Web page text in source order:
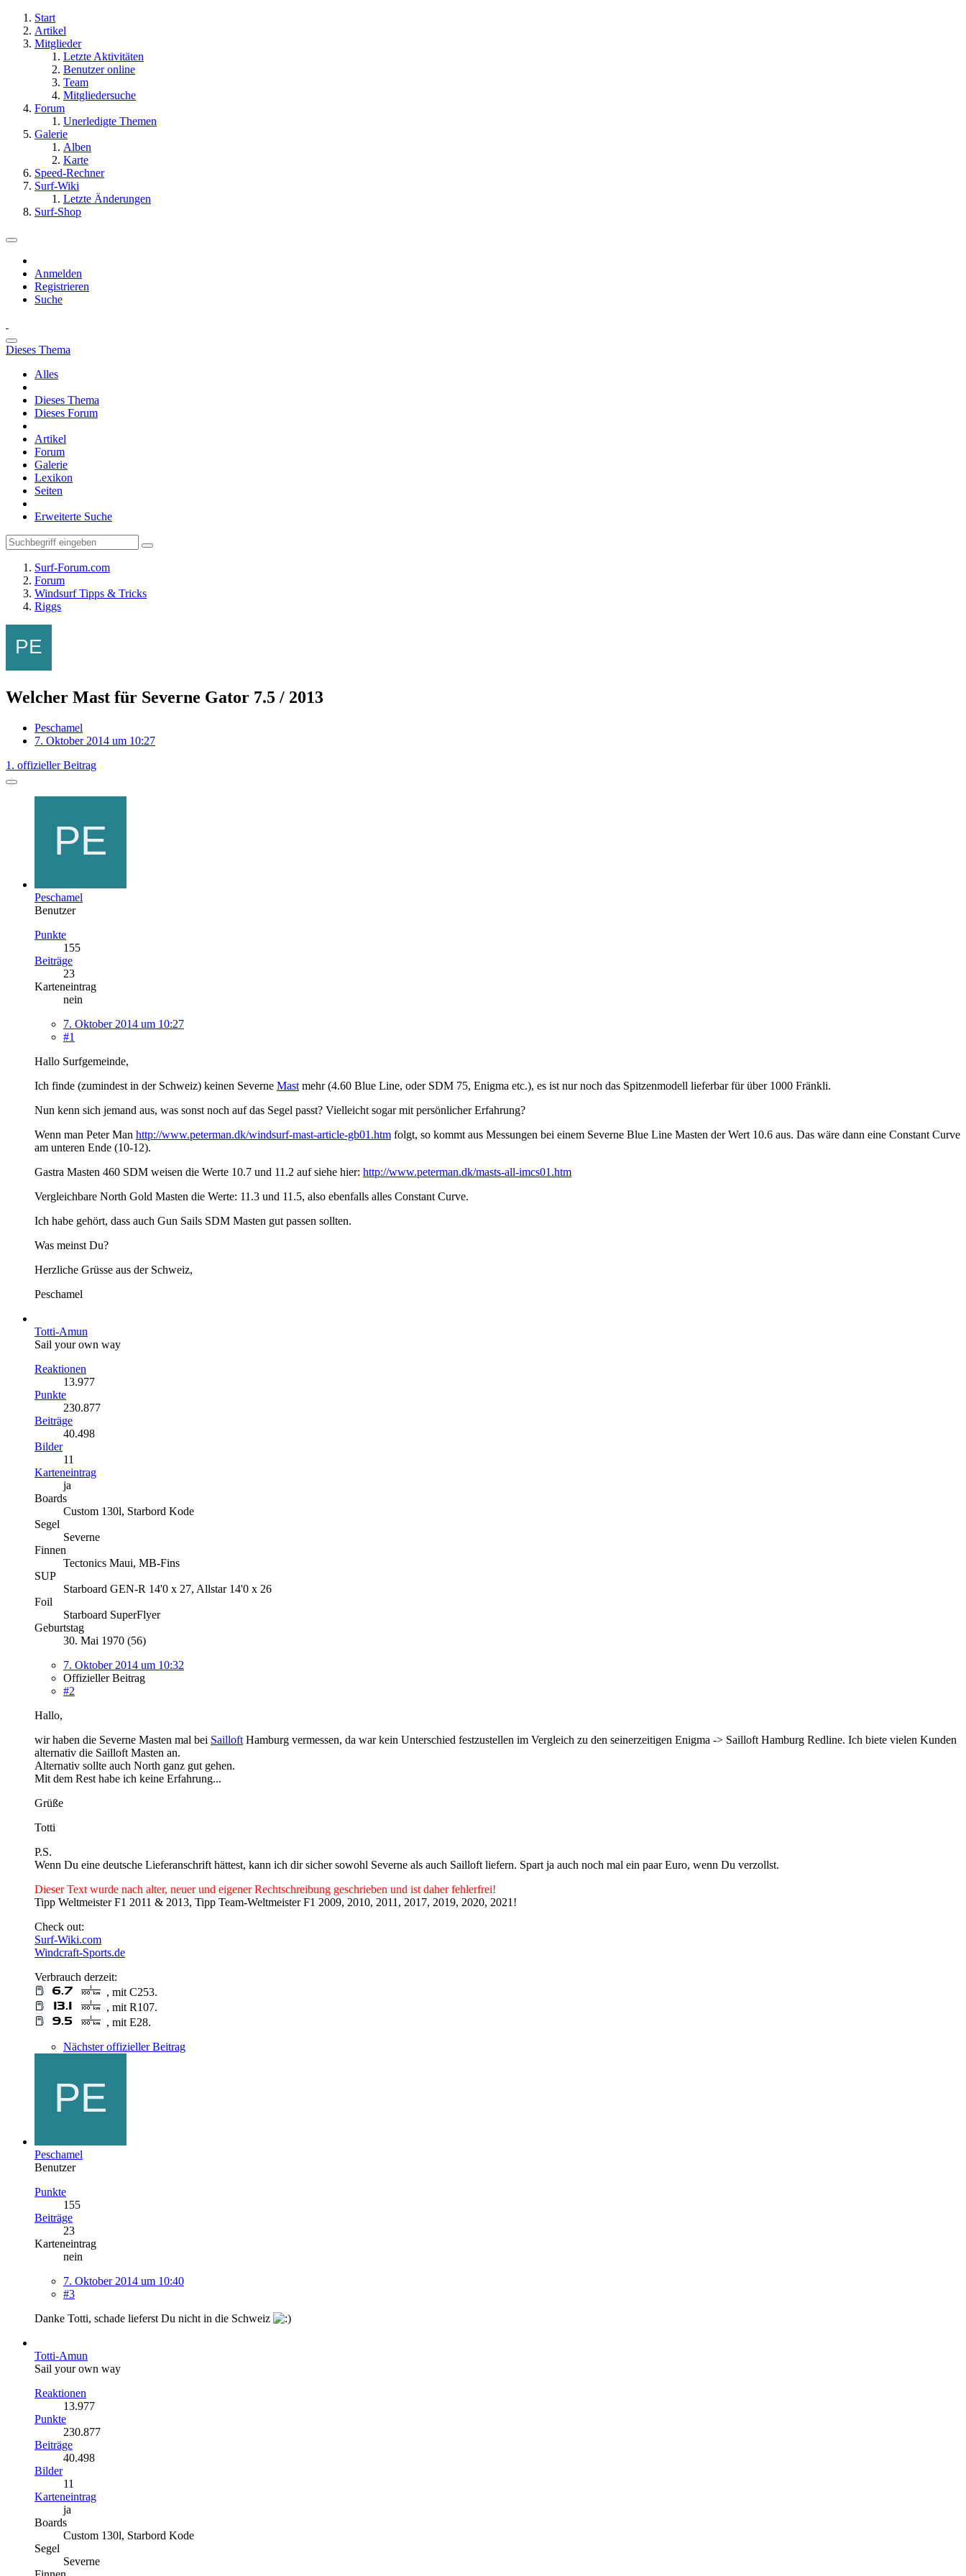
Start
Artikel
Mitglieder
Letzte Aktivitäten
Benutzer online
Team
Mitgliedersuche
Forum
Unerledigte Themen
Galerie
Alben
Karte
Speed-Rechner
Surf-Wiki
Letzte Änderungen
Surf-Shop
Anmelden
Registrieren
Suche
Dieses Thema
Alles
Dieses Thema
Dieses Forum
Artikel
Forum
Galerie
Lexikon
Seiten
Erweiterte Suche
Surf-Forum.com
Forum
Windsurf Tipps & Tricks
Riggs
Welcher Mast für Severne Gator 7.5 / 2013
Peschamel
7. Oktober 2014 um 10:27
1. offizieller Beitrag
Peschamel
Benutzer
Punkte
155
Beiträge
23
Karteneintrag
nein
7. Oktober 2014 um 10:27
#1
Hallo Surfgemeinde,
Ich finde (zumindest in der Schweiz) keinen Severne Mast mehr (4.60 Blue Line, oder SDM 75, Enigma etc.), es ist nur noch das Spitzenmodell lieferbar für über 1000 Fränkli.
Nun kenn sich jemand aus, was sonst noch auf das Segel passt? Vielleicht sogar mit persönlicher Erfahrung?
Wenn man Peter Man http://www.peterman.dk/windsurf-mast-article-gb01.htm folgt, so kommt aus Messungen bei einem Severne Blue Line Masten der Wert 10.6 aus. Das wäre dann eine Constant Curve
am unteren Ende (10-12).
Gastra Masten 460 SDM weisen die Werte 10.7 und 11.2 auf siehe hier: http://www.peterman.dk/masts-all-imcs01.htm
Vergleichbare North Gold Masten die Werte: 11.3 und 11.5, also ebenfalls alles Constant Curve.
Ich habe gehört, dass auch Gun Sails SDM Masten gut passen sollten.
Was meinst Du?
Herzliche Grüsse aus der Schweiz,
Peschamel
Totti-Amun
Sail your own way
Reaktionen
13.977
Punkte
230.877
Beiträge
40.498
Bilder
11
Karteneintrag
ja
Boards
Custom 130l, Starbord Kode
Segel
Severne
Finnen
Tectonics Maui, MB-Fins
SUP
Starboard GEN-R 14'0 x 27, Allstar 14'0 x 26
Foil
Starboard SuperFlyer
Geburtstag
30. Mai 1970 (56)
7. Oktober 2014 um 10:32
Offizieller Beitrag
#2
Hallo,
wir haben die Severne Masten mal bei Sailloft Hamburg vermessen, da war kein Unterschied festzustellen im Vergleich zu den seinerzeitigen Enigma -> Sailloft Hamburg Redline. Ich biete vielen Kunden
alternativ die Sailloft Masten an.
Alternativ sollte auch North ganz gut gehen.
Mit dem Rest habe ich keine Erfahrung...
Grüße
Totti
P.S.
Wenn Du eine deutsche Lieferanschrift hättest, kann ich dir sicher sowohl Severne als auch Sailloft liefern. Spart ja auch noch mal ein paar Euro, wenn Du verzollst.
Dieser Text wurde nach alter, neuer und eigener Rechtschreibung geschrieben und ist daher fehlerfrei!
Tipp Weltmeister F1 2011 & 2013, Tipp Team-Weltmeister F1 2009, 2010, 2011, 2017, 2019, 2020, 2021!
Check out:
Surf-Wiki.com
Windcraft-Sports.de
Verbrauch derzeit:
, mit C253.
, mit R107.
, mit E28.
Nächster offizieller Beitrag
Peschamel
Benutzer
Punkte
155
Beiträge
23
Karteneintrag
nein
7. Oktober 2014 um 10:40
#3
Danke Totti, schade lieferst Du nicht in die Schweiz
Totti-Amun
Sail your own way
Reaktionen
13.977
Punkte
230.877
Beiträge
40.498
Bilder
11
Karteneintrag
ja
Boards
Custom 130l, Starbord Kode
Segel
Severne